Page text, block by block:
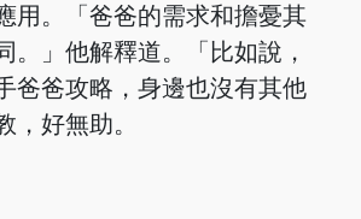
用。「爸爸的需求和擔憂其
。」他解釋道。「比如說，
爸爸攻略，身邊也沒有其他
，好無助。